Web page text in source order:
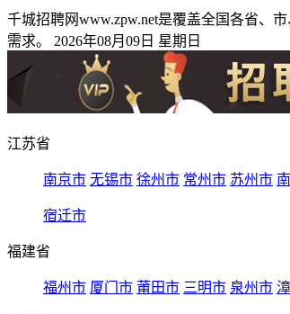
千城招聘网www.zpw.net是覆盖全国各省、
需求。 2026年08月09日 星期日
江苏省
南京市 无锡市 徐州市 常州市 苏州市
宿迁市
福建省
福州市 厦门市 莆田市 三明市 泉州市